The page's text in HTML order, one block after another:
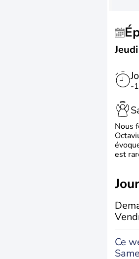
-
Nous
est
Ce